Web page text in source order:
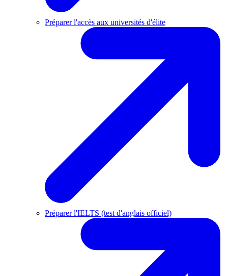
Préparer l'accès aux universités d'élite
Préparer l'IELTS (test d'anglais officiel)